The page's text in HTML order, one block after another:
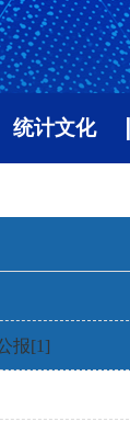
统计文化
报[1]